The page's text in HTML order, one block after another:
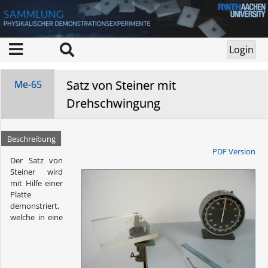
Me-65
Satz von Steiner mit
Drehschwingung
Beschreibung
PDF Version
Der Satz von
Steiner wird
mit Hilfe einer
Platte
demonstriert,
welche in eine